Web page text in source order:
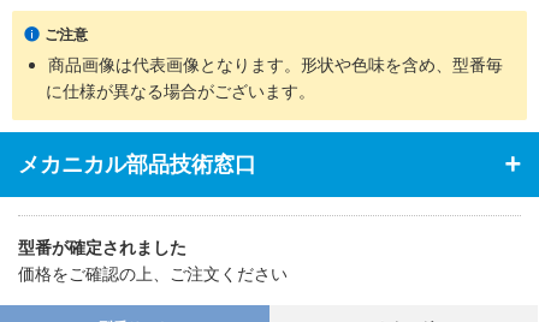
・用途で選べるガイドロッド軸受部
・ストローク調節シリンダ
・3方向からの配管が選択可能
・新ZE無接点センサ用マグネット標準装備
・低速シリンダ
【用途】
・あらゆる業界の空気圧機器や生産ラインに対応
ご注意
商品画像は代表画像となります。形状や色味を含め、型番毎
に仕様が異なる場合がございます。
メカニカル部品技術窓口
型番が確定されました
価格をご確認の上、ご注文ください